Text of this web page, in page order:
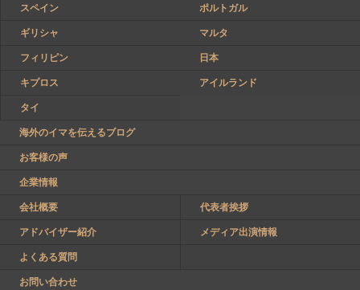
スペイン
ポルトガル
ギリシャ
マルタ
フィリピン
日本
キプロス
アイルランド
タイ
海外のイマを伝えるブログ
お客様の声
企業情報
会社概要
代表者挨拶
アドバイザー紹介
メディア出演情報
よくある質問
お問い合わせ